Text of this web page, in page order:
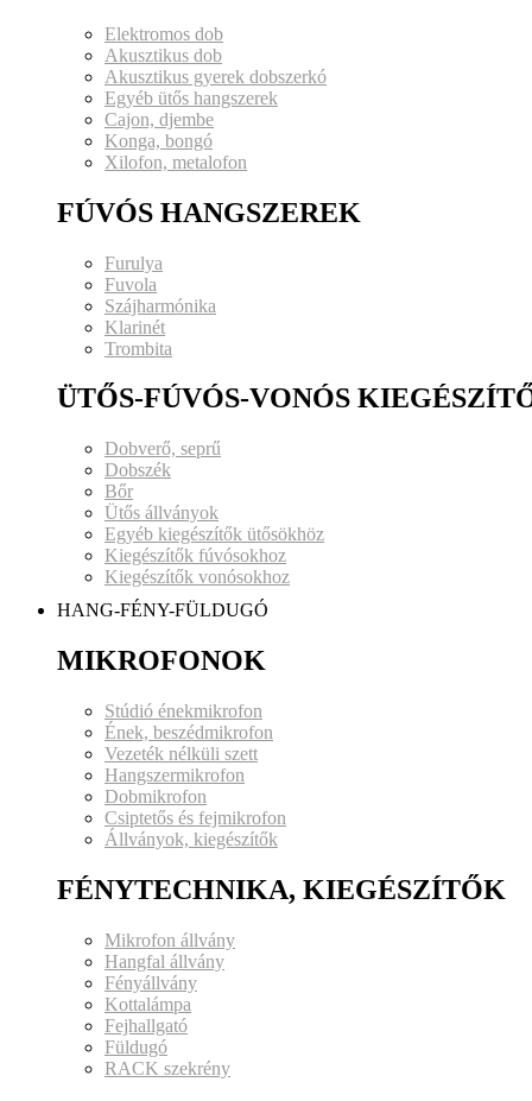
Elektromos dob
Akusztikus dob
Akusztikus gyerek dobszerkó
Egyéb ütős hangszerek
Cajon, djembe
Konga, bongó
Xilofon, metalofon
FÚVÓS HANGSZEREK
Furulya
Fuvola
Szájharmónika
Klarinét
Trombita
ÜTŐS-FÚVÓS-VONÓS
Dobverő, seprű
Dobszék
Bőr
Ütős állványok
Egyéb kiegészítők ütősökhöz
Kiegészítők fúvósokhoz
Kiegészítők vonósokhoz
HANG-FÉNY-FÜLDUGÓ
MIKROFONOK
Stúdió énekmikrofon
Ének, beszédmikrofon
Vezeték nélküli szett
Hangszermikrofon
Dobmikrofon
Csiptetős és fejmikrofon
Állványok, kiegészítők
FÉNYTECHNIKA, KIEGÉSZÍTŐK
Mikrofon állvány
Hangfal állvány
Fényállvány
Kottalámpa
Fejhallgató
Füldugó
RACK szekrény